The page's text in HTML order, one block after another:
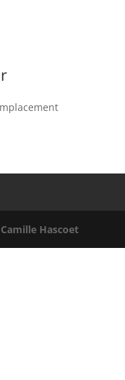
Camille Hascoet